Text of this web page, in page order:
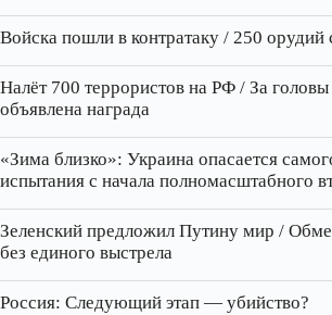
Войска пошли в контратаку / 250 орудий
Налёт 700 террористов на РФ / За
объявлена награда
«Зима близко»: Украина опасается
испытания с начала полномасштабного
Зеленский предложил Путину мир /
без единого выстрела
Россия: Следующий этап — убийство?